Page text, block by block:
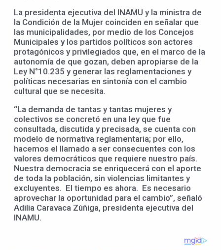
La presidenta ejecutiva del INAMU y la ministra de
la Condición de la Mujer coinciden en señalar que
las municipalidades, por medio de los Concejos
Municipales y los partidos políticos son actores
protagónicos y privilegiados que, en el marco de la
autonomía de que gozan, deben apropiarse de la
Ley N°10.235 y generar las reglamentaciones y
políticas necesarias en sintonía con el cambio
cultural que se necesita.
“La demanda de tantas y tantas mujeres y
colectivos se concretó en una ley que fue
consultada, discutida y precisada, se cuenta con
modelo de normativa reglamentaria; por ello,
hacemos el llamado a ser consecuentes con los
valores democráticos que requiere nuestro país.
Nuestra democracia se enriquecerá con el aporte
de toda la población, sin violencias limitantes y
excluyentes. El tiempo es ahora. Es necesario
aprovechar la oportunidad para el cambio”, señaló
Adilia Caravaca Zúñiga, presidenta ejecutiva del
INAMU.